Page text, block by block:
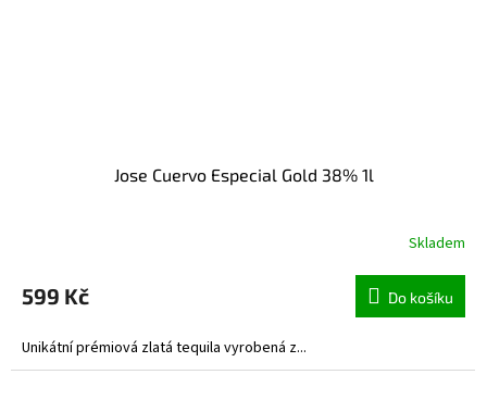
Jose Cuervo Especial Gold 38% 1l
Skladem
599 Kč Do košíku
Unikátní prémiová zlatá tequila vyrobená z...